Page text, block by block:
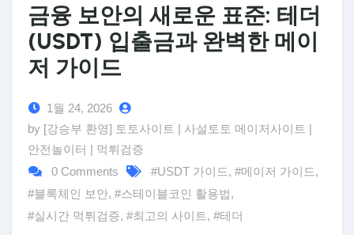
금융 보안의 새로운 표준: 테더
(USDT) 입출금과 완벽한 메이
저 가이드
1월 24, 2026
by [강승부 환영] 토토사이트 | 사설토토 메이저사이트 |
안전놀이터 | 먹튀검증
0 Comments
#USDT 가이드, #메이저 가이드,
#블록체인 보안, #스테이블코인 활용법,
#실시간 먹튀검증, #최고의 사이트, #테더